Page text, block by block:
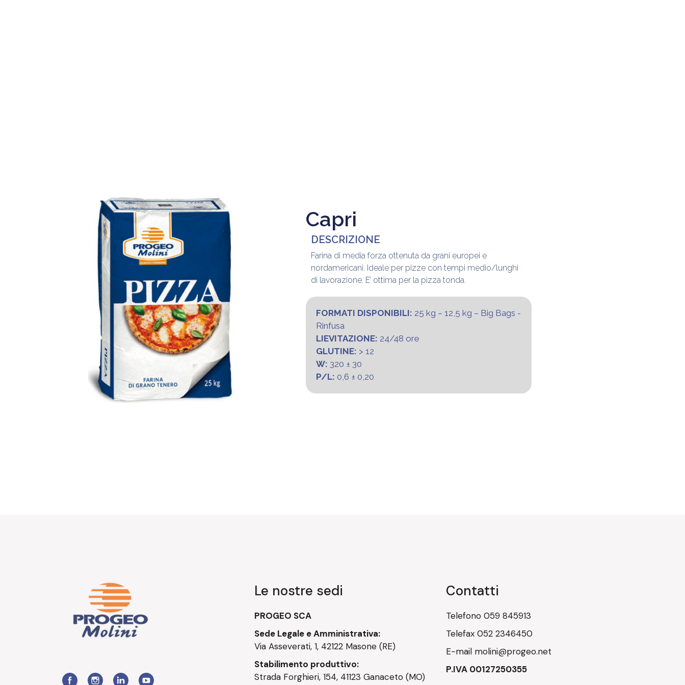
Capri
DESCRIZIONE
Farina di media forza ottenuta da grani europei e
nordamericani. Ideale per pizze con tempi medio/lunghi
di lavorazione. E’ ottima per la pizza tonda.
FORMATI DISPONIBILI: 25 kg – 12,5 kg – Big Bags -
Rinfusa
LIEVITAZIONE: 24/48 ore
GLUTINE: > 12
W: 320 ± 30
P/L: 0,6 ± 0,20
Le nostre sedi
PROGEO SCA
Sede Legale e Amministrativa:
Via Asseverati, 1, 42122 Masone (RE)
Stabilimento produttivo:
Strada Forghieri, 154, 41123 Ganaceto (MO)
Contatti
Telefono059 845913
Telefax052 2346450
E-mail molini@progeo.net
P.IVA 00127250355